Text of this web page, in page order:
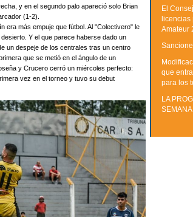
y en el segundo palo apareció solo Brian
(1-2).
era más empuje que fútbol. Al "Colectivero" le
Y el que parece haberse dado un
un despeje de los centrales tras un centro
que se metió en el ángulo de un
y Crucero cerró un miércoles perfecto:
vez en el torneo y tuvo su debut
El
licencias
Amateur
que
para los
LA
SEMANA